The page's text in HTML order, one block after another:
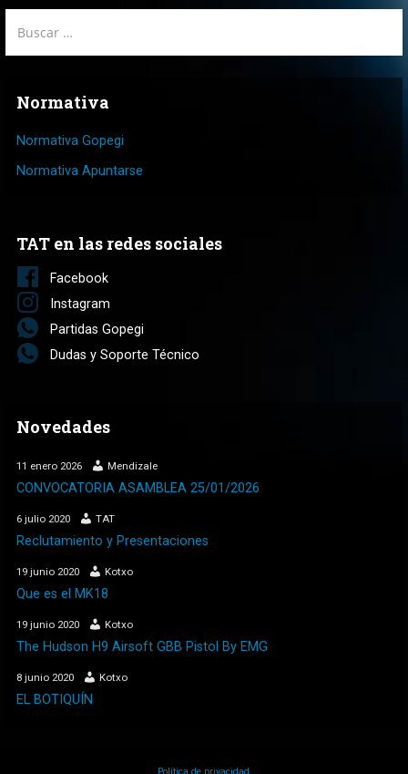
Normativa
Normativa Gopegi
Normativa Apuntarse
TAT en las redes sociales
Facebook
Instagram
Partidas Gopegi
Dudas y Soporte Técnico
Novedades
11 enero 2026 Mendizale
CONVOCATORIA ASAMBLEA 25/01/2026
6 julio 2020 TAT
Reclutamiento y Presentaciones
19 junio 2020 Kotxo
Que es el MK18
19 junio 2020 Kotxo
The Hudson H9 Airsoft GBB Pistol By EMG
8 junio 2020 Kotxo
EL BOTIQUÍN